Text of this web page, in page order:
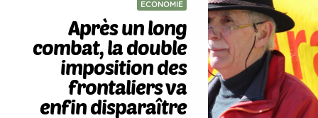
ECONOMIE
Après un long
combat, la double
imposition des
frontaliers va
enfin disparaître